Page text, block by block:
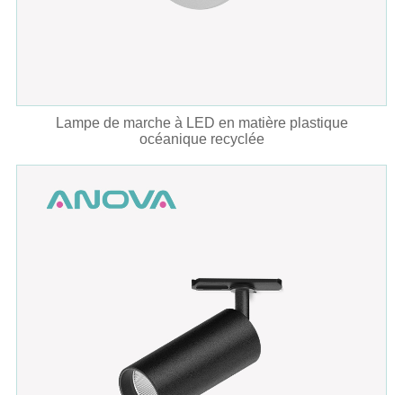
Lampe de marche à LED en matière plastique
océanique recyclée